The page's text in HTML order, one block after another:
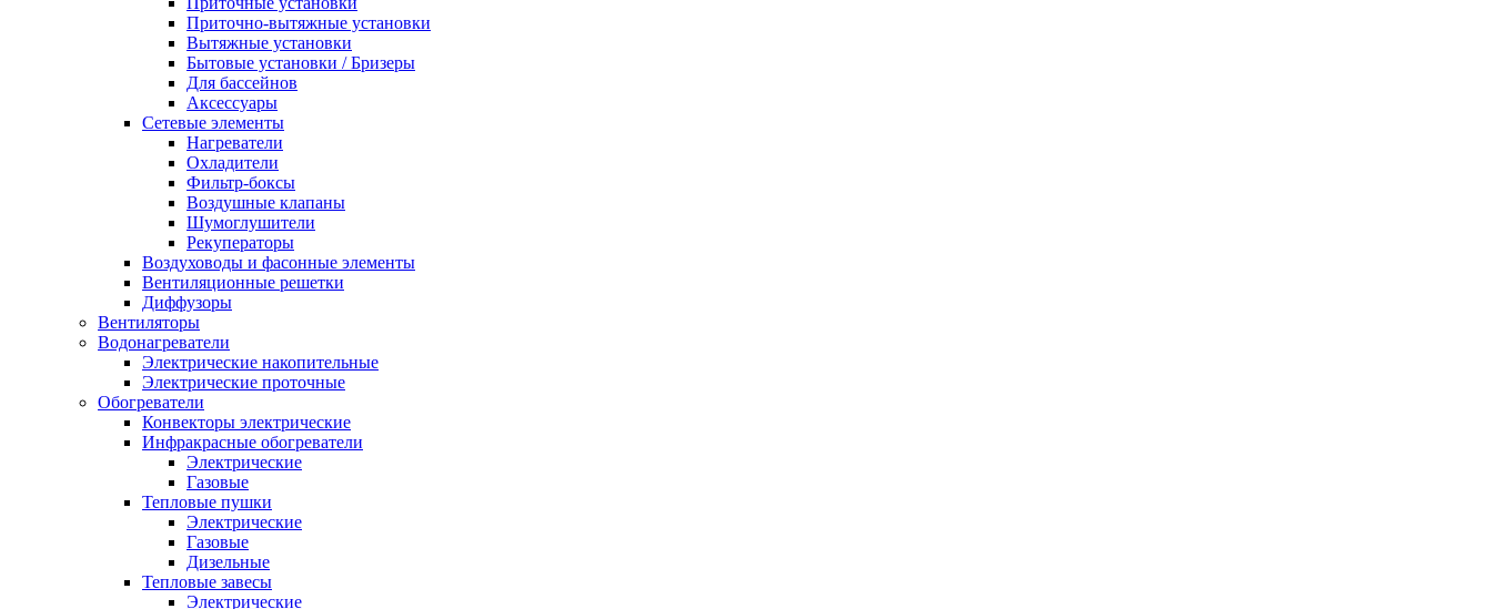
Приточно-вытяжные установки
Вытяжные установки
Бытовые установки / Бризеры
Для бассейнов
Аксессуары
Сетевые элементы
Нагреватели
Охладители
Фильтр-боксы
Воздушные клапаны
Шумоглушители
Рекуператоры
Воздуховоды и фасонные элементы
Вентиляционные решетки
Диффузоры
Вентиляторы
Водонагреватели
Электрические накопительные
Электрические проточные
Обогреватели
Конвекторы электрические
Инфракрасные обогреватели
Электрические
Газовые
Тепловые пушки
Электрические
Газовые
Дизельные
Тепловые завесы
Электрические